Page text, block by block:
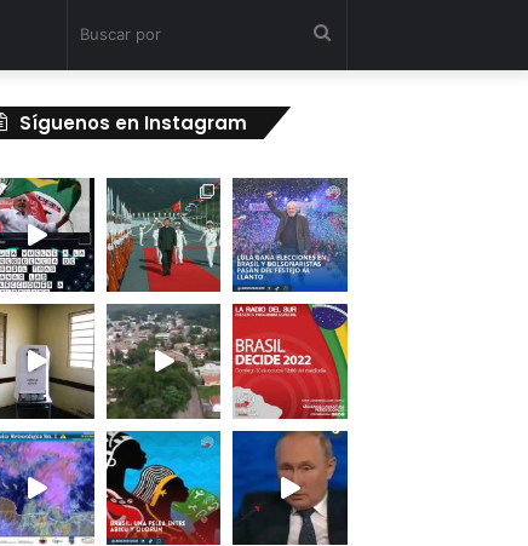
Síguenos en Instagram